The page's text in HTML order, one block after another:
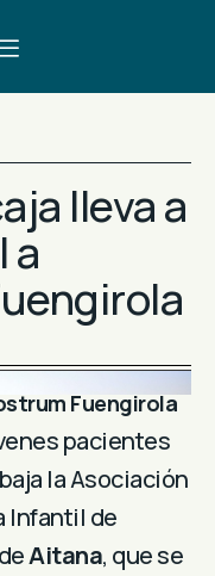
lleva a
a
Fuengirola
pacientes
la Asociación
Infantil de
Aitana, que se